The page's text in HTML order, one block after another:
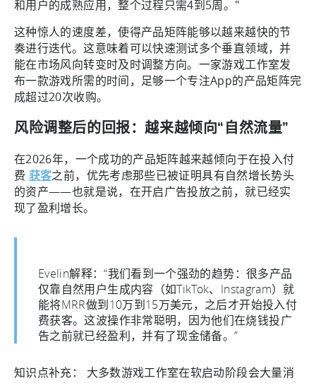
和用户的成熟应用，整个过程只需4到5周。"
这种惊人的速度差，使得产品矩阵能够以越来越快的节
奏进行迭代。这意味着可以快速测试多个垂直领域，并
能在市场风向转变时及时调整方向。一家游戏工作室发
布一款游戏所需的时间，足够一个专注App的产品矩阵完
成超过20次收购。
风险调整后的回报：越来越倾向“自然流量”
在2026年，一个成功的产品矩阵越来越倾向于在投入付
费 获客之前，优先考虑那些已被证明具有自然增长势头
的资产——也就是说，在开启广告投放之前，就已经实
现了盈利增长。
Evelin解释：“我们看到一个强劲的趋势：很多产品
仅靠自然用户生成内容（如TikTok、Instagram）就
能将MRR做到10万到15万美元，之后才开始投入付
费获客。这波操作非常聪明，因为他们在烧钱投广
告之前就已经盈利，并有了现金储备。”
知识点补充： 大多数游戏工作室在软启动阶段会大量消